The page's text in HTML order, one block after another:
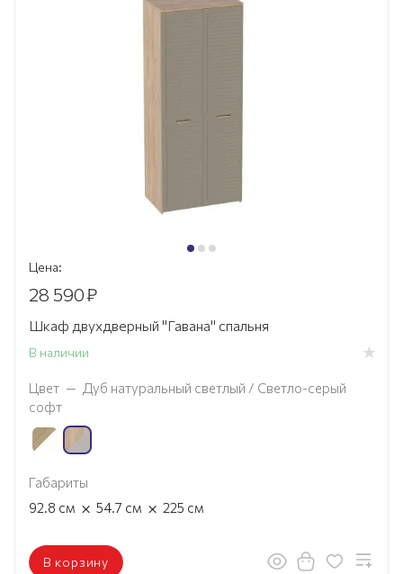
Цена:
28 590₽
Шкаф двухдверный "Гавана" спальня
В наличии
Цвет — Дуб натуральный светлый / Светло-серый
софт
Габариты
92.8 см × 54.7 см × 225 см
В корзину